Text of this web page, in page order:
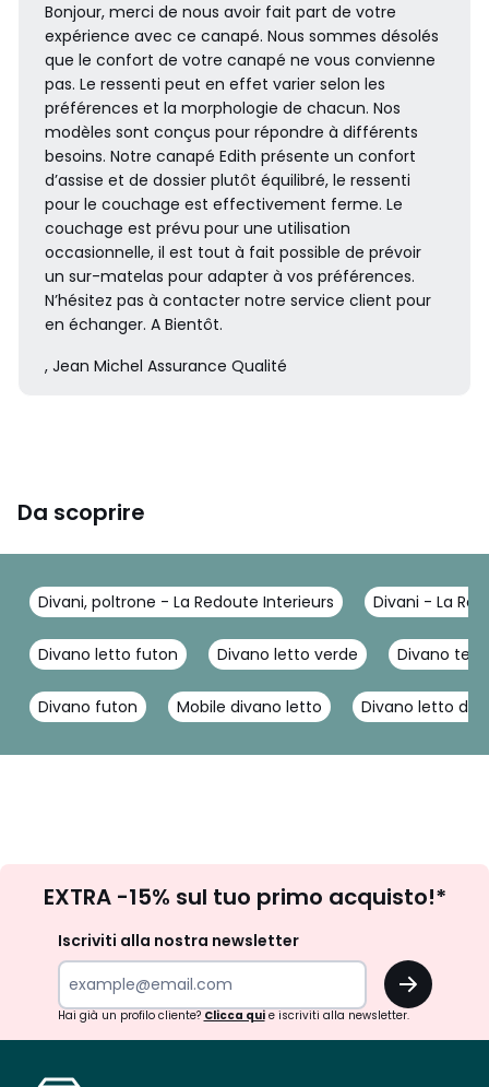
Bonjour, merci de nous avoir fait part de votre
expérience avec ce canapé. Nous sommes désolés
que le confort de votre canapé ne vous convienne
pas. Le ressenti peut en effet varier selon les
préférences et la morphologie de chacun. Nos
modèles sont conçus pour répondre à différents
besoins. Notre canapé Edith présente un confort
d’assise et de dossier plutôt équilibré, le ressenti
pour le couchage est effectivement ferme. Le
couchage est prévu pour une utilisation
occasionnelle, il est tout à fait possible de prévoir
un sur-matelas pour adapter à vos préférences.
N’hésitez pas à contacter notre service client pour
en échanger. A Bientôt.
, Jean Michel Assurance Qualité
Da scoprire
Divani, poltrone - La Redoute Interieurs Divani - La
Divano letto futon Divano letto verde Divano
Divano futon Mobile divano letto Divano letto
newsletter
EXTRA -15% sul tuo primo acquisto!*
Iscriviti alla nostra newsletter
OK
Hai già un profilo cliente? Clicca quie iscriviti alla newsletter.